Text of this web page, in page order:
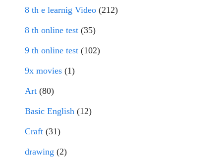
8 th e learnig Video (212)
8 th online test (35)
9 th online test (102)
9x movies (1)
Art (80)
Basic English (12)
Craft (31)
drawing (2)